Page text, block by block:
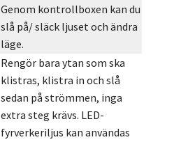
Genom kontrollboxen kan du
slå på/ släck ljuset och ändra
läge.
Rengör bara ytan som ska
klistras, klistra in och slå
sedan på strömmen, inga
extra steg krävs. LED-
fyrverkeriljus kan användas